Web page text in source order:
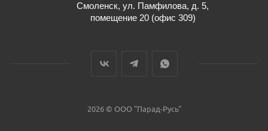
Смоленск, ул. Памфилова, д. 5,
помещение 20 (офис 309)
2026 © ООО "Парад-Русь"